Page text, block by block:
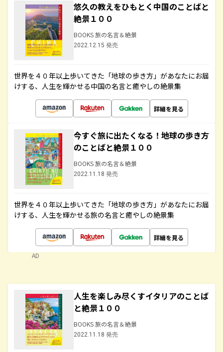
悠久の教えをひもとく中国のことばと
絶景１００
BOOKS 旅の名言＆絶景
2022.12.15 発売
世界を４０年以上歩いてきた「地球の歩き方」があなたにお届
けする、人生を輝かせる中国の名言と癒やしの絶景集
詳細を見る
今すぐ旅に出たくなる！地球の歩き方
のことばと絶景１００
BOOKS 旅の名言＆絶景
2022.11.18 発売
世界を４０年以上歩いてきた「地球の歩き方」があなたにお届
けする、人生を輝かせる旅の名言と癒やしの絶景集
詳細を見る
AD
人生を楽しみ尽くすイタリアのことば
と絶景１００
BOOKS 旅の名言＆絶景
2022.11.18 発売